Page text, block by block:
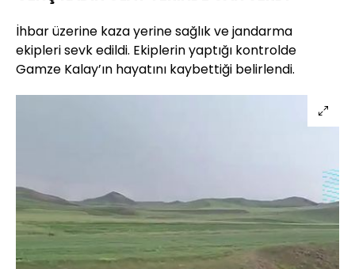
İhbar üzerine kaza yerine sağlık ve jandarma
ekipleri sevk edildi. Ekiplerin yaptığı kontrolde
Gamze Kalay’ın hayatını kaybettiği belirlendi.